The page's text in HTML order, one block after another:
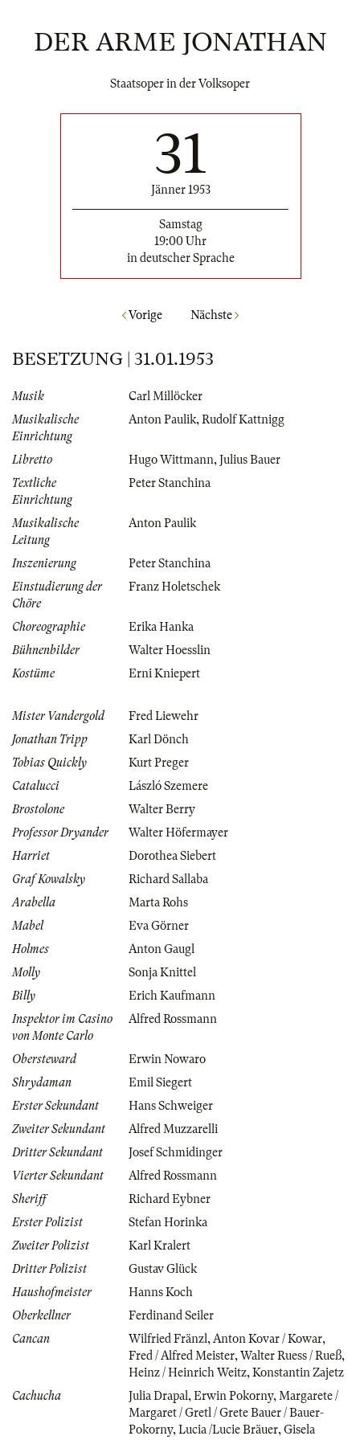
DER ARME JONATHAN
Staatsoper in der Volksoper
31
Jänner 1953
Samstag
19:00 Uhr
in deutscher Sprache
Vorige Nächste
BESETZUNG | 31.01.1953
Musik
Carl Millöcker
Musikalische
Einrichtung
Anton Paulik,Rudolf Kattnigg
Libretto Hugo Wittmann,Julius Bauer
Textliche
Einrichtung
Peter Stanchina
Musikalische
Leitung
Anton Paulik
Inszenierung
Peter Stanchina
Einstudierung der
Chöre
Franz Holetschek
Choreographie
Erika Hanka
Bühnenbilder
Walter Hoesslin
Kostüme
Erni Kniepert
Mister Vandergold
Fred Liewehr
Jonathan Tripp
Karl Dönch
Tobias Quickly
Kurt Preger
Catalucci
László Szemere
Brostolone
Walter Berry
Professor Dryander
Walter Höfermayer
Harriet
Dorothea Siebert
Graf Kowalsky
Richard Sallaba
Arabella
Marta Rohs
Mabel
Eva Görner
Holmes
Anton Gaugl
Molly
Sonja Knittel
Billy
Erich Kaufmann
Inspektor im Casino
von Monte Carlo
Alfred Rossmann
Obersteward
Erwin Nowaro
Shrydaman
Emil Siegert
Erster Sekundant
Hans Schweiger
Zweiter Sekundant
Alfred Muzzarelli
Dritter Sekundant
Josef Schmidinger
Vierter Sekundant
Alfred Rossmann
Sheriff
Richard Eybner
Erster Polizist
Stefan Horinka
Zweiter Polizist
Karl Kralert
Dritter Polizist
Gustav Glück
Haushofmeister
Hanns Koch
Oberkellner
Ferdinand Seiler
Cancan
Wilfried Fränzl,Anton Kovar / Kowar,
Fred / Alfred Meister,Walter Ruess / Rueß,
Heinz / Heinrich Weitz,Konstantin Zajetz
Cachucha
Julia Drapal,Erwin Pokorny,Margarete /
Margaret / Gretl / Grete Bauer / Bauer-
Pokorny,Lucia /Lucie Bräuer,Gisela